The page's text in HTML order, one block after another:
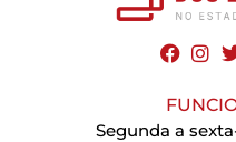
Segunda a